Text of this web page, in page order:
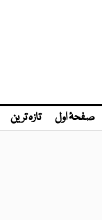
صفحۂ اول تازہ ترین